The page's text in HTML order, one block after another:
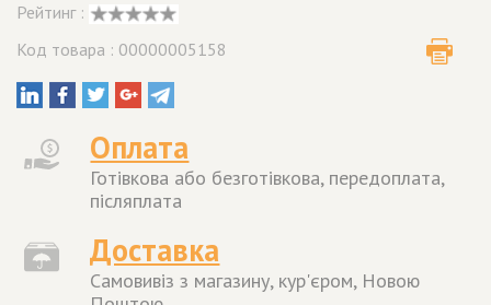
Рейтинг :
Код товара : 00000005158
Оплата
Готівкова або безготівкова, передоплата,
післяплата
Доставка
Самовивіз з магазину, кур'єром, Новою